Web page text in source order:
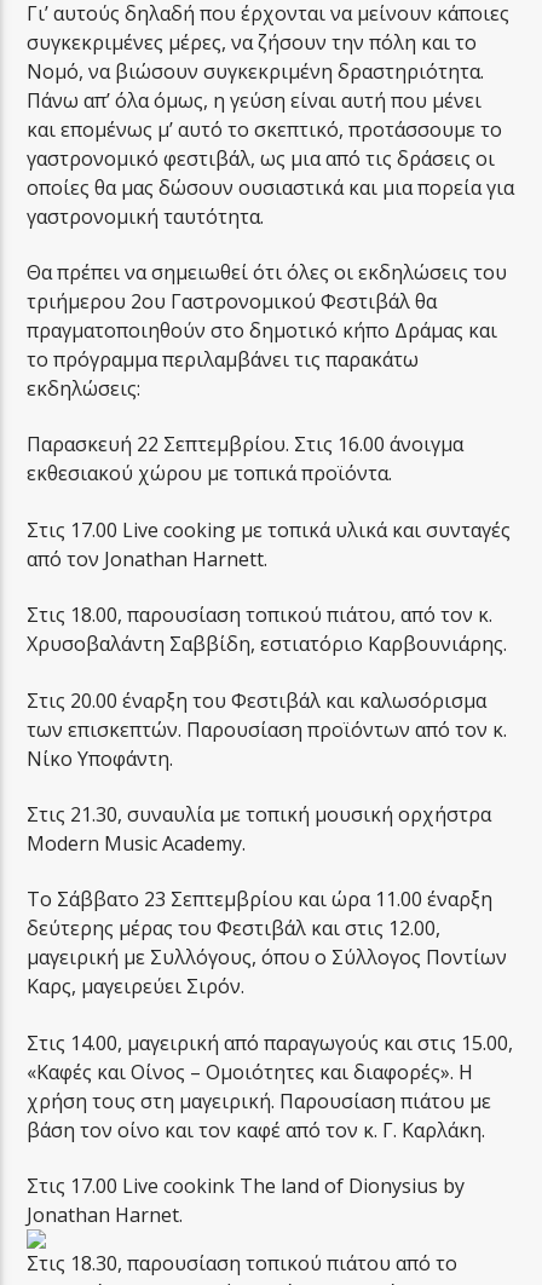
Γι’ αυτούς δηλαδή που έρχονται να μείνουν κάποιες
συγκεκριμένες μέρες, να ζήσουν την πόλη και το
Νομό, να βιώσουν συγκεκριμένη δραστηριότητα.
Πάνω απ’ όλα όμως, η γεύση είναι αυτή που μένει
και επομένως μ’ αυτό το σκεπτικό, προτάσσουμε το
γαστρονομικό φεστιβάλ, ως μια από τις δράσεις οι
οποίες θα μας δώσουν ουσιαστικά και μια πορεία για
γαστρονομική ταυτότητα.
Θα πρέπει να σημειωθεί ότι όλες οι εκδηλώσεις του
τριήμερου 2ου Γαστρονομικού Φεστιβάλ θα
πραγματοποιηθούν στο δημοτικό κήπο Δράμας και
το πρόγραμμα περιλαμβάνει τις παρακάτω
εκδηλώσεις:
Παρασκευή 22 Σεπτεμβρίου. Στις 16.00 άνοιγμα
εκθεσιακού χώρου με τοπικά προϊόντα.
Στις 17.00 Live cooking με τοπικά υλικά και συνταγές
από τον Jonathan Harnett.
Στις 18.00, παρουσίαση τοπικού πιάτου, από τον κ.
Χρυσοβαλάντη Σαββίδη, εστιατόριο Καρβουνιάρης.
Στις 20.00 έναρξη του Φεστιβάλ και καλωσόρισμα
των επισκεπτών. Παρουσίαση προϊόντων από τον κ.
Νίκο Υποφάντη.
Στις 21.30, συναυλία με τοπική μουσική ορχήστρα
Modern Music Academy.
Το Σάββατο 23 Σεπτεμβρίου και ώρα 11.00 έναρξη
δεύτερης μέρας του Φεστιβάλ και στις 12.00,
μαγειρική με Συλλόγους, όπου ο Σύλλογος Ποντίων
Καρς, μαγειρεύει Σιρόν.
Στις 14.00, μαγειρική από παραγωγούς και στις 15.00,
«Καφές και Οίνος – Ομοιότητες και διαφορές». Η
χρήση τους στη μαγειρική. Παρουσίαση πιάτου με
βάση τον οίνο και τον καφέ από τον κ. Γ. Καρλάκη.
Στις 17.00 Live cookink The land of Dionysius by
Jonathan Harnet.
Στις 18.30, παρουσίαση τοπικού πιάτου από το